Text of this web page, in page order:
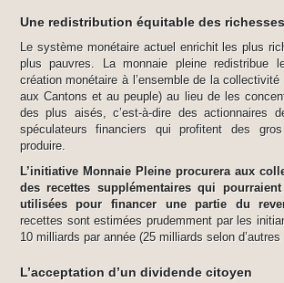
Une redistribution équitable des richesses
Le système monétaire actuel enrichit les plus
plus pauvres. La monnaie pleine redistribue
création monétaire à l’ensemble de la collectivité
aux Cantons et au peuple) au lieu de les
des plus aisés, c’est-à-dire des actionnaires
spéculateurs financiers qui profitent des
produire.
L’initiative Monnaie Pleine procurera aux
des recettes supplémentaires qui
utilisées pour financer une partie du
recettes sont estimées prudemment par les
10 milliards par année (25 milliards selon d’autres
L’acceptation d’un dividende citoyen